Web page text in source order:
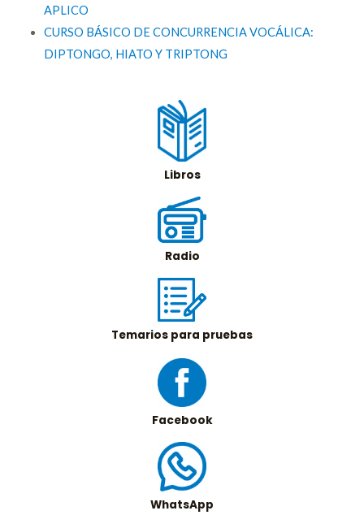
APLICO
CURSO BÁSICO DE CONCURRENCIA VOCÁLICA:
DIPTONGO, HIATO Y TRIPTONG
Libros
Radio
Temarios para pruebas
Facebook
WhatsApp